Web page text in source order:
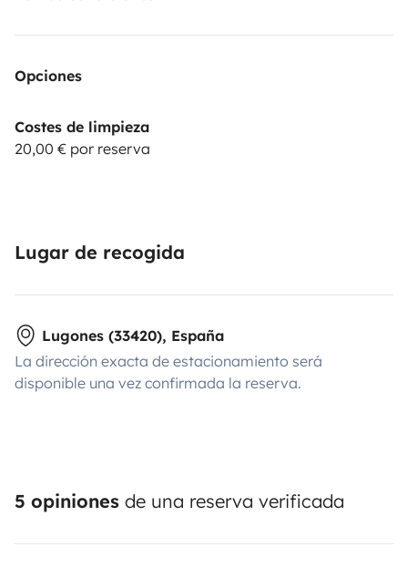
Opciones
Costes de limpieza
20,00 € por reserva
Lugar de recogida
Lugones (33420), España
La dirección exacta de estacionamiento será
disponible una vez confirmada la reserva.
5 opiniones de una reserva verificada